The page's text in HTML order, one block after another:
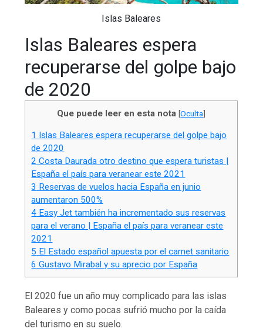
Islas Baleares
Islas Baleares espera
recuperarse del golpe bajo
de 2020
Que puede leer en esta nota [Oculta]
1
Islas Baleares espera recuperarse del golpe bajo
de 2020
2 Costa Daurada otro destino que espera turistas |
España el país para veranear este 2021
3 Reservas de vuelos hacia España en junio
aumentaron 500%
4 Easy Jet también ha incrementado sus reservas
para el verano | España el país para veranear este
2021
5 El Estado español apuesta por el carnet sanitario
6 Gustavo Mirabal y su aprecio por España
El 2020 fue un año muy complicado para las islas
Baleares y como pocas sufrió mucho por la caída
del turismo en su suelo.